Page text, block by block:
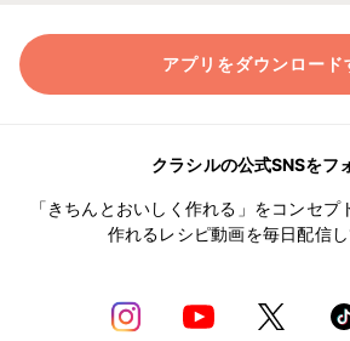
アプリをダウンロード
クラシルの公式SNSをフ
「きちんとおいしく作れる」をコンセプ
作れるレシピ動画を毎日配信し